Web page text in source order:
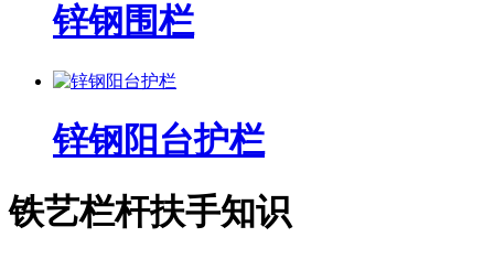
锌钢围栏
锌钢阳台护栏
铁艺栏杆扶手知识